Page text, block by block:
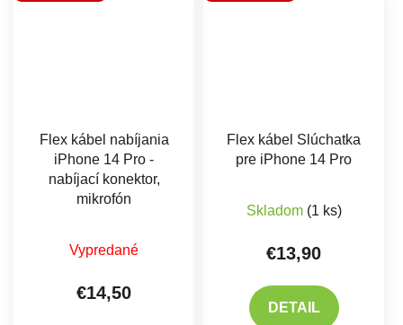
Flex kábel nabíjania
iPhone 14 Pro -
nabíjací konektor,
mikrofón
Vypredané
€14,50
Flex kábel Slúchatka
pre iPhone 14 Pro
Skladom (1 ks)
€13,90
DETAIL